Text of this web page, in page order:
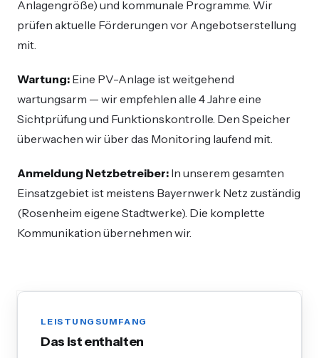
Anlagengröße) und kommunale Programme. Wir
prüfen aktuelle Förderungen vor Angebotserstellung
mit.
Wartung: Eine PV-Anlage ist weitgehend
wartungsarm — wir empfehlen alle 4 Jahre eine
Sichtprüfung und Funktionskontrolle. Den Speicher
überwachen wir über das Monitoring laufend mit.
Anmeldung Netzbetreiber: In unserem gesamten
Einsatzgebiet ist meistens Bayernwerk Netz zuständig
(Rosenheim eigene Stadtwerke). Die komplette
Kommunikation übernehmen wir.
LEISTUNGSUMFANG
Das ist enthalten